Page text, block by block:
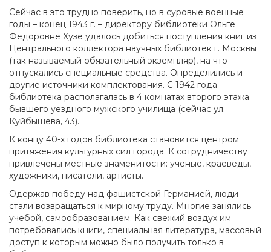
Сейчас в это трудно поверить, но в суровые военные
годы – конец 1943 г. – директору библиотеки Ольге
Федоровне Хузе удалось добиться поступления книг из
Центрального коллектора научных библиотек г. Москвы
(так называемый обязательный экземпляр), на что
отпускались специальные средства. Определились и
другие источники комплектования. С 1942 года
библиотека располагалась в 4 комнатах второго этажа
бывшего уездного мужского училища (сейчас ул.
Куйбышева, 43).
К концу 40-х годов библиотека становится центром
притяжения культурных сил города. К сотрудничеству
привлечены местные знаменитости: ученые, краеведы,
художники, писатели, артисты.
Одержав победу над фашистской Германией, люди
стали возвращаться к мирному труду. Многие занялись
учебой, самообразованием. Как свежий воздух им
потребовались книги, специальная литература, массовый
доступ к которым можно было получить только в